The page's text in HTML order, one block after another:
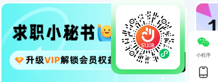
小程序